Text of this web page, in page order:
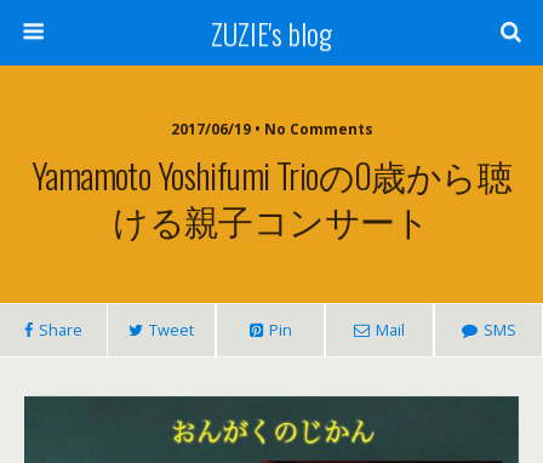
ZUZIE's blog
2017/06/19 • No Comments
Yamamoto Yoshifumi Trioの0歳から聴
ける親子コンサート
Share Tweet Pin Mail SMS